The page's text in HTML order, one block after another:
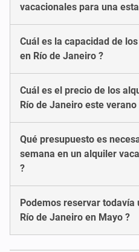
vacacionales para una
Cuál es la capacidad de
en Río de Janeiro ?
Cuál es el precio de los
Río de Janeiro este verano
Qué presupuesto es
semana en un alquiler
?
Podemos reservar todavía
Río de Janeiro en Mayo ?